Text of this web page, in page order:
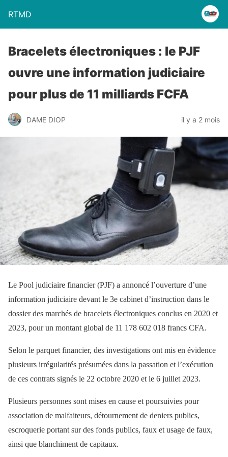
RTMD
Bracelets électroniques : le PJF
ouvre une information judiciaire
pour plus de 11 milliards FCFA
DAME DIOP il y a 2 mois
Le Pool judiciaire financier (PJF) a annoncé l’ouverture d’une
information judiciaire devant le 3e cabinet d’instruction dans le
dossier des marchés de bracelets électroniques conclus en 2020 et
2023, pour un montant global de 11 178 602 018 francs CFA.
Selon le parquet financier, des investigations ont mis en évidence
plusieurs irrégularités présumées dans la passation et l’exécution
de ces contrats signés le 22 octobre 2020 et le 6 juillet 2023.
Plusieurs personnes sont mises en cause et poursuivies pour
association de malfaiteurs, détournement de deniers publics,
escroquerie portant sur des fonds publics, faux et usage de faux,
ainsi que blanchiment de capitaux.